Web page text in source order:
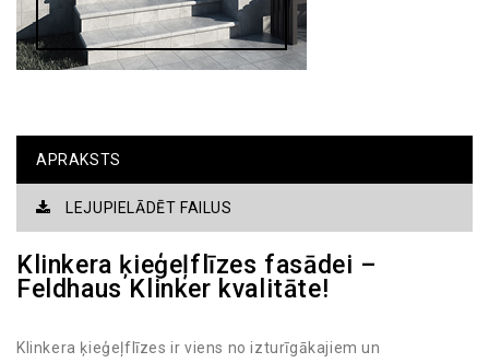
APRAKSTS
LEJUPIELĀDĒT FAILUS
Klinkera ķieģeļflīzes fasādei –
Feldhaus Klinker kvalitāte!
Klinkera ķieģeļflīzes ir viens no izturīgākajiem un